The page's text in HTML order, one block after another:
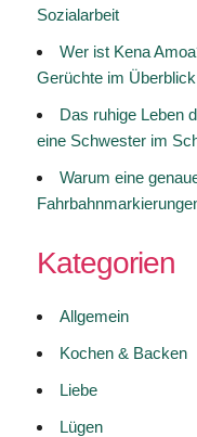
Sozialarbeit
Wer ist Kena
Gerüchte im Überblick
Das ruhige Leben
eine Schwester im
Warum eine
Kategorien
Allgemein
Kochen & Backen
Liebe
Lügen